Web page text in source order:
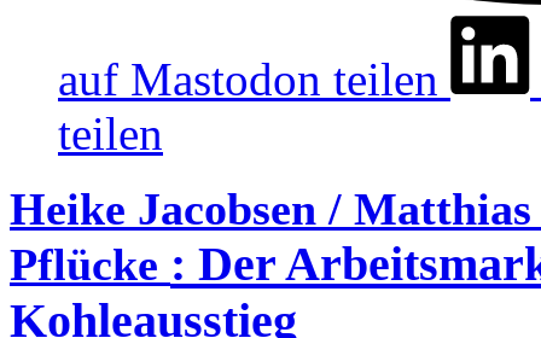
auf Mastodon teilen
teilen
Heike Jacobsen /
Pflücke : Der
Kohleausstieg